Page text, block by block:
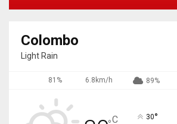
Colombo
Light Rain
81% 6.8km/h 89%
C 30°